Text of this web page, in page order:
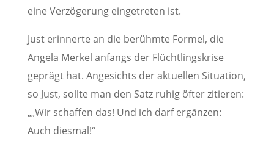
eine Verzögerung eingetreten ist.
Just erinnerte an die berühmte Formel, die
Angela Merkel anfangs der Flüchtlingskrise
geprägt hat. Angesichts der aktuellen Situation,
so Just, sollte man den Satz ruhig öfter zitieren:
„„Wir schaffen das! Und ich darf ergänzen:
Auch diesmal!“